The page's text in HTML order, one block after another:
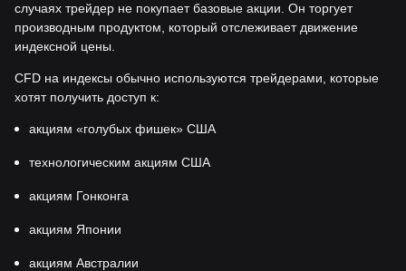
случаях трейдер не покупает базовые акции. Он торгует
производным продуктом, который отслеживает движение
индексной цены.
CFD на индексы обычно используются трейдерами, которые
хотят получить доступ к:
акциям «голубых фишек» США
технологическим акциям США
акциям Гонконга
акциям Японии
акциям Австралии